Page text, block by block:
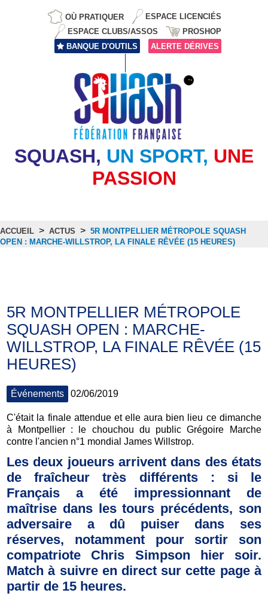
OÙ PRATIQUER
ESPACE LICENCIÉS
ESPACE CLUBS/ASSOS
PROSHOP
BANQUE D'OUTILS
ALERTE DÉRIVES
SQUASH, UN SPORT, UNE
PASSION
ACCUEIL > ACTUS > 5R MONTPELLIER MÉTROPOLE SQUASH
OPEN : MARCHE-WILLSTROP, LA FINALE RÊVÉE (15 HEURES)
5R MONTPELLIER MÉTROPOLE
SQUASH OPEN : MARCHE-
WILLSTROP, LA FINALE RÊVÉE (15
HEURES)
Événements 02/06/2019
C'était la finale attendue et elle aura bien lieu ce dimanche
à Montpellier : le chouchou du public Grégoire Marche
contre l'ancien n°1 mondial James Willstrop.
Les deux joueurs arrivent dans des états
de fraîcheur très différents : si le
Français a été impressionnant de
maîtrise dans les tours précédents, son
adversaire a dû puiser dans ses
réserves, notamment pour sortir son
compatriote Chris Simpson hier soir.
Match à suivre en direct sur cette page à
partir de 15 heures.